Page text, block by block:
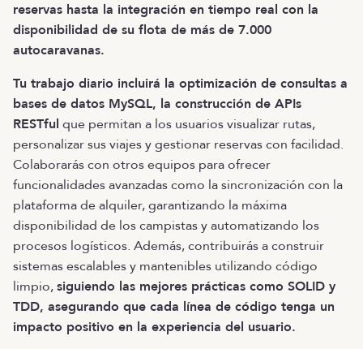
reservas hasta la integración en tiempo real con la
disponibilidad de su flota de más de 7.000
autocaravanas.
Tu trabajo diario incluirá la optimización de consultas a
bases de datos MySQL, la construcción de APIs
RESTful que permitan a los usuarios visualizar rutas,
personalizar sus viajes y gestionar reservas con facilidad.
Colaborarás con otros equipos para ofrecer
funcionalidades avanzadas como la sincronización con la
plataforma de alquiler, garantizando la máxima
disponibilidad de los campistas y automatizando los
procesos logísticos. Además, contribuirás a construir
sistemas escalables y mantenibles utilizando código
limpio,siguiendo las mejores prácticas como SOLID y
TDD, asegurando que cada línea de código tenga un
impacto positivo en la experiencia del usuario.